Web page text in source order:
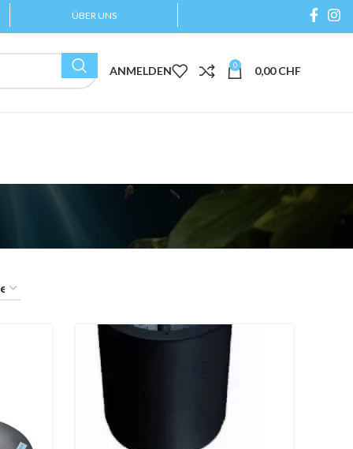
ÜBER UNS
ANMELDEN 0 0,00CHF